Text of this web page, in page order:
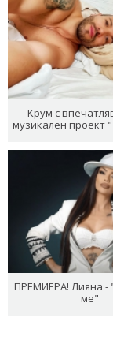
Крум с
музикален проект
ПРЕМИЕРА! Лияна -
ме"